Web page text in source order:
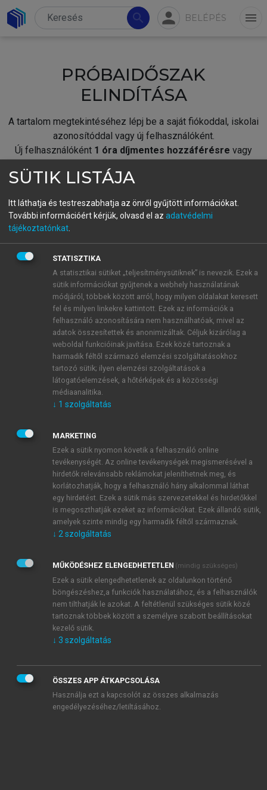
search person BELÉPÉS menu
PRÓBAIDŐSZAK
ELINDÍTÁSA
A tartalom megtekintéséhez lépj be a saját fiókoddal, iskolai
azonosítóddal vagy új felhasználóként.
Új felhasználóként 1 óra díjmentes hozzáférésre vagy
fiókoddal,vagy hozz létre új fiókot.
A regisztráció után apróbaidőszakautomatikusan
BELÉPÉS SAJÁT FIÓKKAL
ÚJ FIÓK LÉTREHOZÁSA
1 óra díjmentes hozzáférés
E-MAIL-CÍM
JELSZÓ
JELSZÓ ÚJRA
Kérek értesítést a MeRSZ újdonságairól, akcióiról.
Kérek értesítést az Akadémiai Kiadó Zrt. újdonságairól,
Adatkezelési tájékoztatóbanfoglaltakat tudomásul
veszem és elfogadom.
Általános vásárlási feltételeket, valamint a szotar.netés a
mersz.huoldalak licencszerződéseiben foglaltakat
tudomásul veszem és elfogadom.
KIPRÓBÁLOM
SÜTIK LISTÁJA
Itt láthatja és testreszabhatja az önről gyűjtött információkat.
További információért kérjük, olvasd el az adatvédelmi
tájékoztatónkat
STATISZTIKA
A statisztikai sütiket „teljesítménysütiknek” is nevezik. Ezek a
sütik információkat gyűjtenek a webhely használatának
módjáról, többek között arról, hogy milyen oldalakat keresett
fel és milyen linkekre kattintott. Ezek az információk a
felhasználó azonosítására nem használhatóak, mivel az
adatok összesítettek és anonimizáltak. Céljuk kizárólag a
weboldal funkcióinak javítása. Ezek közé tartoznak a
harmadik féltől származó elemzési szolgáltatásokhoz
tartozó sütik; ilyen elemzési szolgáltatások a
látogatóelemzések, a hőtérképek és a közösségi
médiaanalitika.
↓ 1 szolgáltatás
MARKETING
Ezek a sütik nyomon követik a felhasználó online
tevékenységét. Az online tevékenységek megismerésével a
hirdetők relevánsabb reklámokat jeleníthetnek meg, és
korlátozhatják, hogy a felhasználó hány alkalommal láthat
egy hirdetést. Ezek a sütik más szervezetekkel és hirdetőkkel
is megoszthatják ezeket az információkat. Ezek állandó sütik,
amelyek szinte mindig egy harmadik féltől származnak.
↓ 2 szolgáltatás
MŰKÖDÉSHEZ ELENGEDHETETLEN (mindig szükséges)
Ezek a sütik elengedhetetlenek az oldalunkon történő
böngészéshez,a funkciók használatához, és a felhasználók
nem tilthatják le azokat. A feltétlenül szükséges sütik közé
tartoznak többek között a személyre szabott beállításokat
kezelő sütik.
↓ 3 szolgáltatás
ÖSSZES APP ÁTKAPCSOLÁSA
Használja ezt a kapcsolót az összes alkalmazás
engedélyezéséhez/letiltásához.